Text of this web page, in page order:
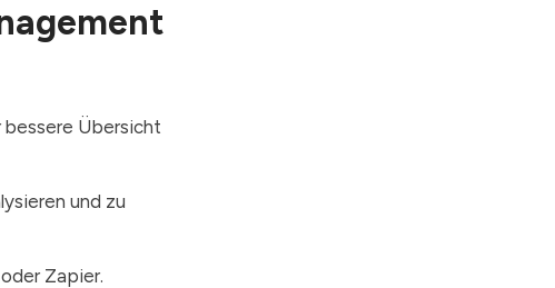
bessere Übersicht
und zu
Zapier.